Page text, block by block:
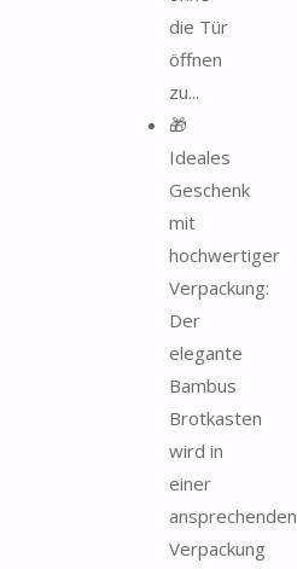
die Tür
öffnen
zu...
🎁
Ideales
Geschenk
mit
hochwertiger
Verpackung:
Der
elegante
Bambus
Brotkasten
wird in
einer
ansprechenden
Verpackung